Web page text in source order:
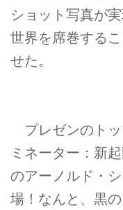
ショット写真が
世界を席巻する
せた。
プレゼンのトッ
ミネーター：新
のアーノルド・
場！なんと、黒